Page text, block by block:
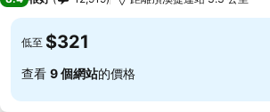
低至 $321
查看 9 個網站的價格